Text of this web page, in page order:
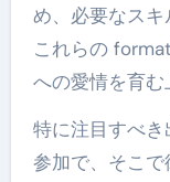
め、必要なスキ
これらの
への愛情を育む
特に注目すべ
参加で、そこ